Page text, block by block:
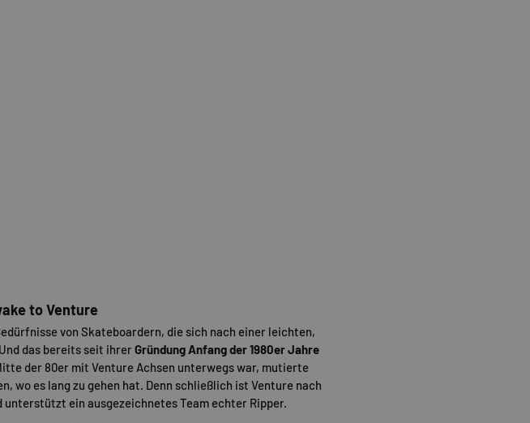
to Venture
von Skateboardern, die sich nach einer leichten,
das bereits seit ihrerGründung Anfang der 1980er Jahre
der 80er mit Venture Achsen unterwegs war, mutierte
wo es lang zu gehen hat. Denn schließlich ist Venture nach
ein ausgezeichnetes Team echter Ripper.